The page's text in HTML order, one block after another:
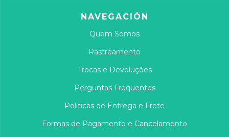
NAVEGACIÓN
Quem Somos
Rastreamento
Trocas e Devoluções
Perguntas Frequentes
Politicas de Entrega e Frete
Formas de Pagamento e Cancelamento